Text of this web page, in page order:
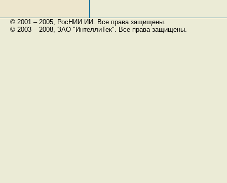
© 2001 – 2005, РосНИИ ИИ. Все права защищены.
© 2003 – 2008, ЗАО "ИнтеллиТек". Все права защищены.